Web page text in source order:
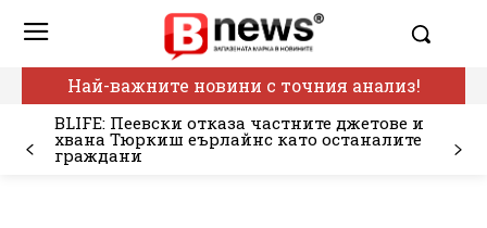
Най-важните новини с точния анализ!
BLIFE: Пеевски отказа частните джетове и
хвана Тюркиш еърлайнс като останалите
граждани